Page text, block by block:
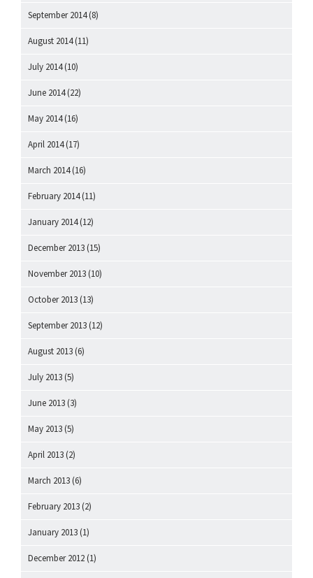
September 2014(8)
August 2014(11)
July 2014(10)
June 2014(22)
May 2014(16)
April 2014(17)
March 2014(16)
February 2014(11)
January 2014(12)
December 2013 (15)
November 2013 (10)
October 2013 (13)
September 2013 (12)
August 2013 (6)
July 2013 (5)
June 2013 (3)
May 2013 (5)
April 2013 (2)
March 2013 (6)
February 2013 (2)
January 2013 (1)
December 2012 (1)